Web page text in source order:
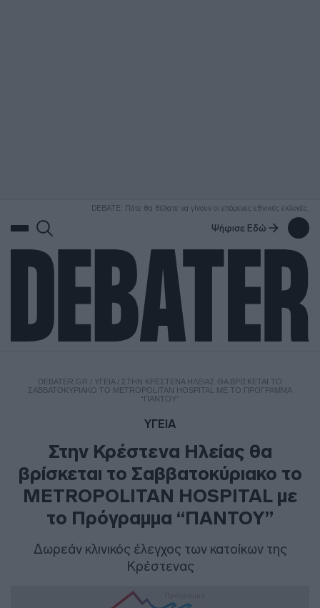
DEBATE: Πότε θα θέλατε να γίνουν οι επόμενες εθνικές εκλογές;
Ψήφισε Εδώ
DEBATER.GR / ΥΓΕΙΑ/ ΣΤΗΝ ΚΡΈΣΤΕΝΑ ΗΛΕΊΑΣ ΘΑ ΒΡΊΣΚΕΤΑΙ ΤΟ
ΣΑΒΒΑΤΟΚΎΡΙΑΚΟ ΤΟ METROPOLITAN HOSPITAL ΜΕ ΤΟ ΠΡΌΓΡΑΜΜΑ
“ΠΑΝΤΟΥ”
ΥΓΕΙΑ
Στην Κρέστενα Ηλείας θα
βρίσκεται το Σαββατοκύριακο το
METROPOLITAN HOSPITAL με
το Πρόγραμμα “ΠΑΝΤΟΥ”
Δωρεάν κλινικός έλεγχος των κατοίκων της
Κρέστενας